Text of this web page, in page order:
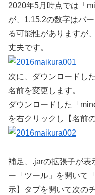
2020年5月時点では「
が、1.15.2の数字はバ
る可能性がありますが
丈夫です。
次に、ダウンロードし
名前を変更します。
ダウンロードした「
を右クリックし【名前
補足、.jarの拡張子が表
ー「ツール」を開いて
示】タブを開いて次の